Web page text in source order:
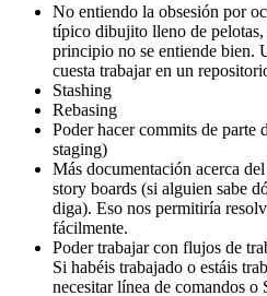
No entiendo la obsesión por
típico dibujito lleno de pelotas,
principio no se entiende bien.
cuesta trabajar en un
Stashing
Rebasing
Poder hacer commits de parte
staging)
Más documentación acerca
story boards (si alguien sabe
diga). Eso nos permitiría
fácilmente.
Poder trabajar con flujos de
Si habéis trabajado o estáis
necesitar línea de comandos o